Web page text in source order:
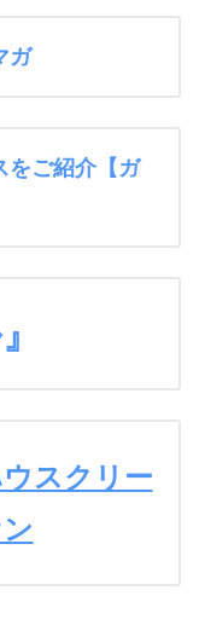
ガ
をご紹介【ガ
スクリー